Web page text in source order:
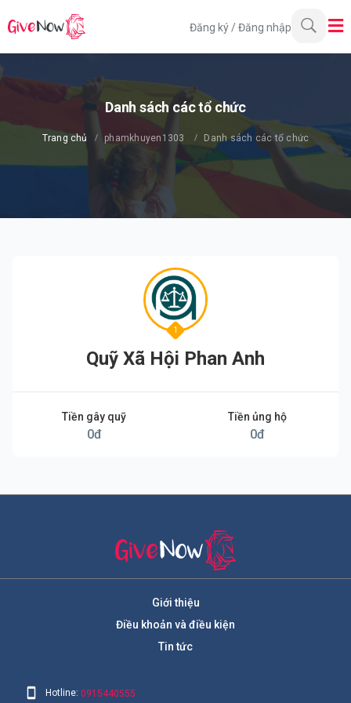
Đăng ký /Đăng nhập
Danh sách các tổ chức
Trang chủ phamkhuyen1303 Danh sách các tổ chức
1
Quỹ Xã Hội Phan Anh
Tiền gây quỹ
0đ
Tiền ủng hộ
0đ
Giới thiệu
Điều khoản và điều kiện
Tin tức
Hotline:0915440555